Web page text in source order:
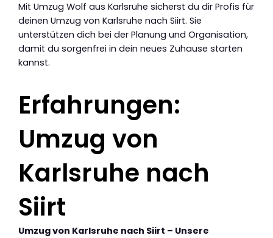
Mit Umzug Wolf aus Karlsruhe sicherst du dir Profis für
deinen Umzug von Karlsruhe nach Siirt. Sie
unterstützen dich bei der Planung und Organisation,
damit du sorgenfrei in dein neues Zuhause starten
kannst.
Erfahrungen:
Umzug von
Karlsruhe nach
Siirt
Umzug von Karlsruhe nach Siirt – Unsere